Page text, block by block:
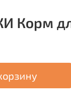
Корм